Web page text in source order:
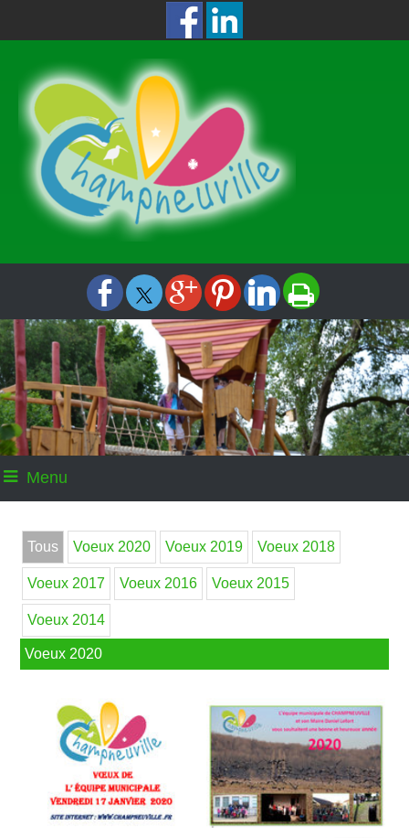
Menu
Tous Voeux 2020 Voeux 2019 Voeux 2018
Voeux 2017 Voeux 2016 Voeux 2015
Voeux 2014
Voeux 2020